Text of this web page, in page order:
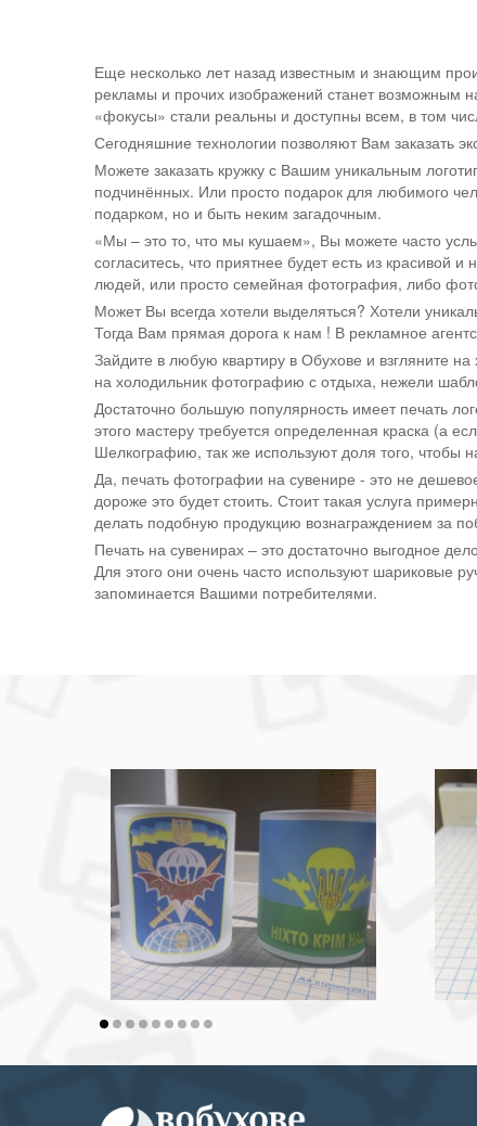
Еще несколько лет назад известным и знающим
рекламы и прочих изображений станет возможным
«фокусы» стали реальны и доступны всем, в том
Сегодняшние технологии позволяют Вам заказать
Можете заказать кружку с Вашим уникальным
подчинённых. Или просто подарок для любимого
подарком, но и быть неким загадочным.
«Мы – это то, что мы кушаем», Вы можете часто
согласитесь, что приятнее будет есть из красивой
людей, или просто семейная фотография, либо
Может Вы всегда хотели выделяться? Хотели
Тогда Вам прямая дорога к нам ! В рекламное
Зайдите в любую квартиру в Обухове и взгляните
на холодильник фотографию с отдыха, нежели
Достаточно большую популярность имеет печать
этого мастеру требуется определенная краска (а
Шелкографию, так же используют доля того, чтобы
Да, печать фотографии на сувенире - это не
дороже это будет стоить. Стоит такая услуга
делать подобную продукцию вознаграждением за
Печать на сувенирах – это достаточно выгодное
Для этого они очень часто используют шариковые
запоминается Вашими потребителями.